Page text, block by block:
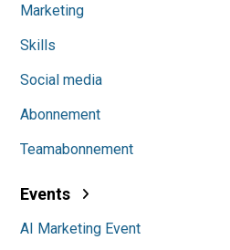
Marketing
Skills
Social media
Abonnement
Teamabonnement
Events
AI Marketing Event